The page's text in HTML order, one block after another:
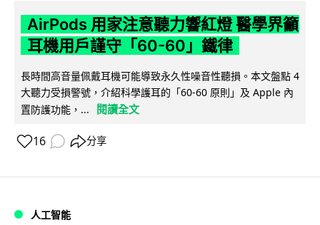
AirPods 用家注意聽力響紅燈 醫學界籲
耳機用戶謹守「60-60」鐵律
長時間高音量佩戴耳機可能導致永久性噪音性聽損。本文盤點 4
大聽力受損警號，介紹科學護耳的「60-60 原則」及 Apple 內
置防護功能，...
閱讀全文
16 分享
人工智能